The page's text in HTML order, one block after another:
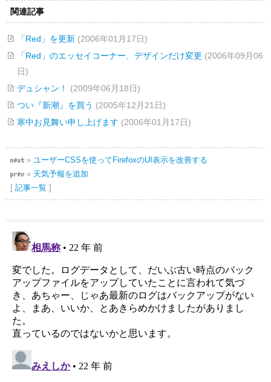
関連記事
「Red」を更新 (2006年01月17日)
「Red」のエッセイコーナー、デザインだけ変更 (2006年09月06
日)
デュシャン！
(2009年06月18日)
つい『新潮』を買う (2005年12月21日)
寒中お見舞い申し上げます (2006年01月17日)
» ユーザーCSSを使ってFirefoxのUI表示を改善する
« 天気予報を追加
[ 記事一覧 ]